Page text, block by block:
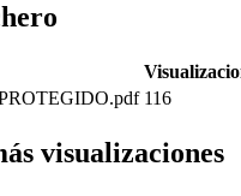
116
visualizaciones